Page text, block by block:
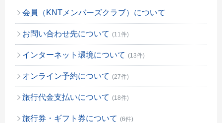
会員（KNTメンバーズクラブ）について
お問い合わせ先について (11件)
インターネット環境について (13件)
オンライン予約について (27件)
旅行代金支払いについて (18件)
旅行券・ギフト券について (6件)